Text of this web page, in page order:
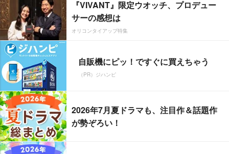
『VIVANT』限定ウオッチ、プロデュー
サーの感想は
オリコンタイアップ特集
自販機にピッ！ですぐに買えちゃう
（PR）ジハンピ
2026年7月夏ドラマも、注目作＆話題作
が勢ぞろい！